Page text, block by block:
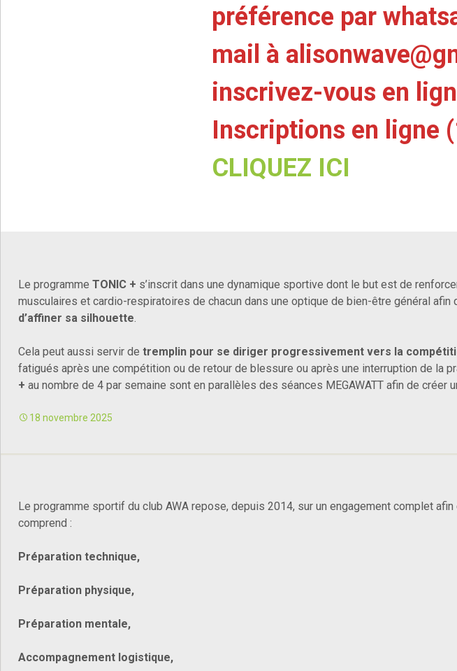
préférence par
mail à
inscrivez-vous en
Inscriptions en ligne
CLIQUEZ ICI
Le programmeTONIC + s’inscrit dans une dynamique sportive dont le but est de
musculaires et cardio-respiratoires de chacun dans une optique de bien-être général afin
d’affiner sa silhouette
Cela peut aussi servir detremplin pour se diriger progressivement vers la
fatigués après une compétition ou de retour de blessure ou après une interruption de la
+ au nombre de 4 par semaine sont en parallèles des séances MEGAWATT afin de créer
18 novembre 2025
Le programme sportif du club AWA repose, depuis 2014, sur un engagement complet
comprend :
Préparation technique,
Préparation physique,
Préparation mentale,
Accompagnement logistique,